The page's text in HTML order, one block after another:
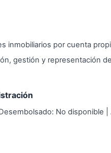
inmobiliarios por cuenta
gestión y representación
No disponible